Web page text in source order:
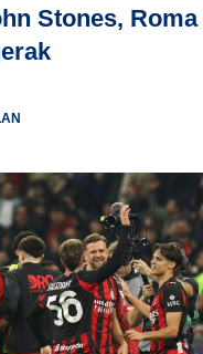
Stones, Roma